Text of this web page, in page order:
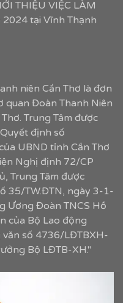
THIỆU VIỆC LÀM
2024 tại Vĩnh Thạnh
niên Cần Thơ là đơn
quan Đoàn Thanh Niên
Trung Tâm được
định số
UBND tỉnh Cần Thơ
Nghị định 72/CP
Trung Tâm được
35/TW.ĐTN, ngày 3-1-
Ương Đoàn TNCS Hồ
của Bộ Lao động
văn số 4736/LĐTBXH-
Bộ LĐTB-XH."